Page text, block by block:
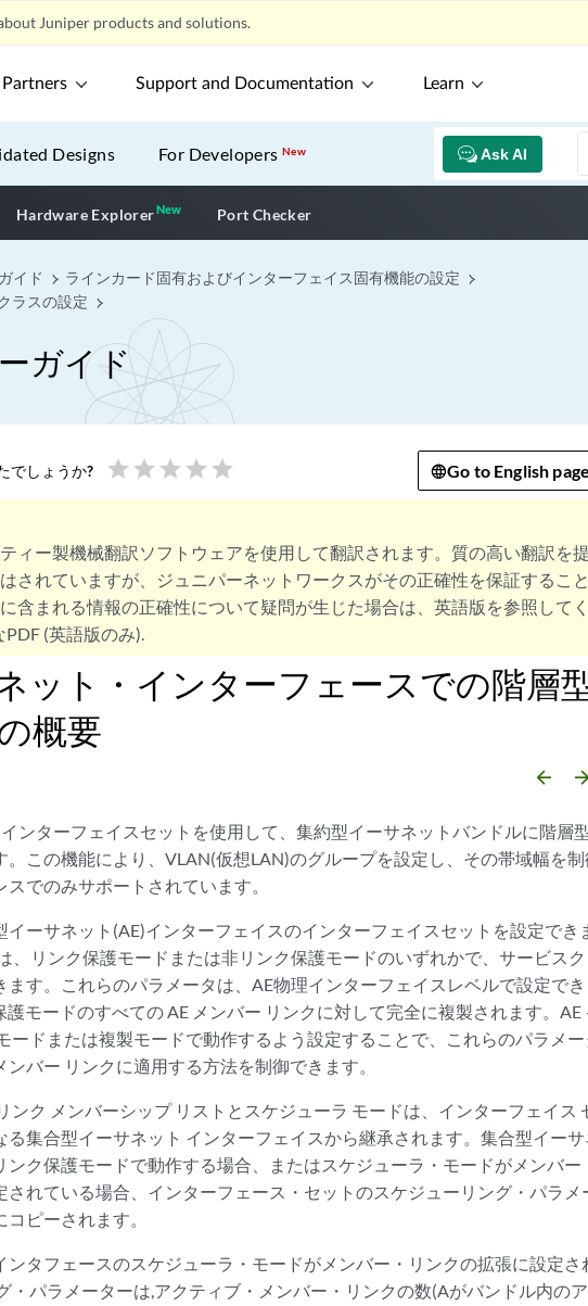
Juniper products and solutions.
Partners Support and Documentation Learn
Ask AI
Designs For DevelopersNew
Hardware ExplorerNewNew application
Port Checker
イド
ラインカード固有およびインターフェイス固有機能の設定
ラスの設定
ガイド
でしょうか? star star star star star Go to English page
ィー製機械翻訳ソフトウェアを使用して翻訳されます。質の高い翻訳を提
されていますが、ジュニパーネットワークスがその正確性を保証すること
含まれる情報の正確性について疑問が生じた場合は、英語版を参照してく
(英語版のみ).
ット・インターフェースでの階層
概要
arrow_backward
ンターフェイスセットを使用して、集約型イーサネットバンドルに階層
。この機能により、VLAN(仮想LAN)のグループを設定し、その帯域幅を制
でのみサポートされています。
ーサネット(AE)インターフェイスのインターフェイスセットを設定でき
、リンク保護モードまたは非リンク保護モードのいずれかで、サービスク
す。これらのパラメータは、AE物理インターフェイスレベルで設定でき
護モードのすべての AE メンバー リンクに対して完全に複製されます。AE
ードまたは複製モードで動作するよう設定することで、これらのパラメー
バー リンクに適用する方法を制御できます。
ンク メンバーシップ リストとスケジューラ モードは、インターフェイス
る集合型イーサネット インターフェイスから継承されます。集合型イーサ
ク保護モードで動作する場合、またはスケジューラ・モードがメンバー
されている場合、インターフェース・セットのスケジューリング・パラメ
ピーされます。
ンタフェースのスケジューラ・モードがメンバー・リンクの拡張に設定さ
・パラメーターは,アクティブ・メンバー・リンクの数(Aがバンドル内のア